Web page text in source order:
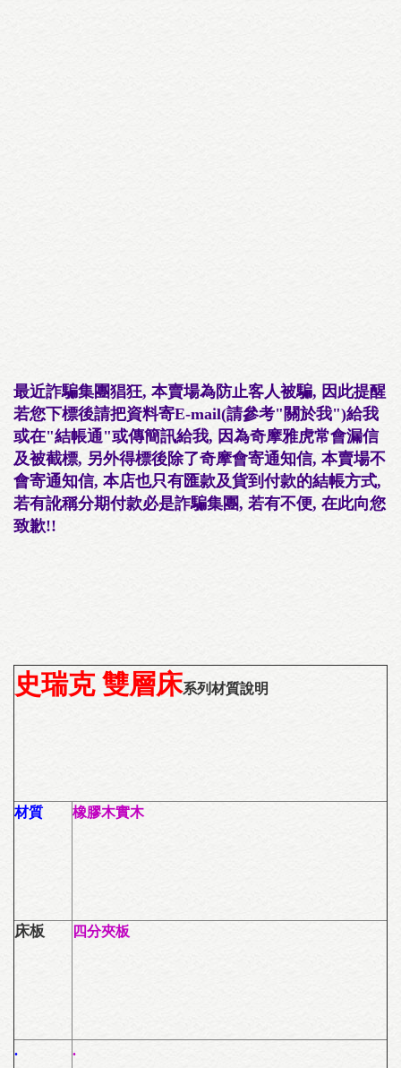
最近詐騙集團猖狂, 本賣場為防止客人被騙, 因此提醒
若您下標後請把資料寄E-mail(請參考"關於我")給我
或在"結帳通"或傳簡訊給我, 因為奇摩雅虎常會漏信
及被截標, 另外得標後除了奇摩會寄通知信, 本賣場不
會寄通知信, 本店也只有匯款及貨到付款的結帳方式,
若有訛稱分期付款必是詐騙集團, 若有不便, 在此向您
致歉!!
史瑞克 雙層床系列材質說明
材質 橡膠木實木
床板 四分夾板
. .